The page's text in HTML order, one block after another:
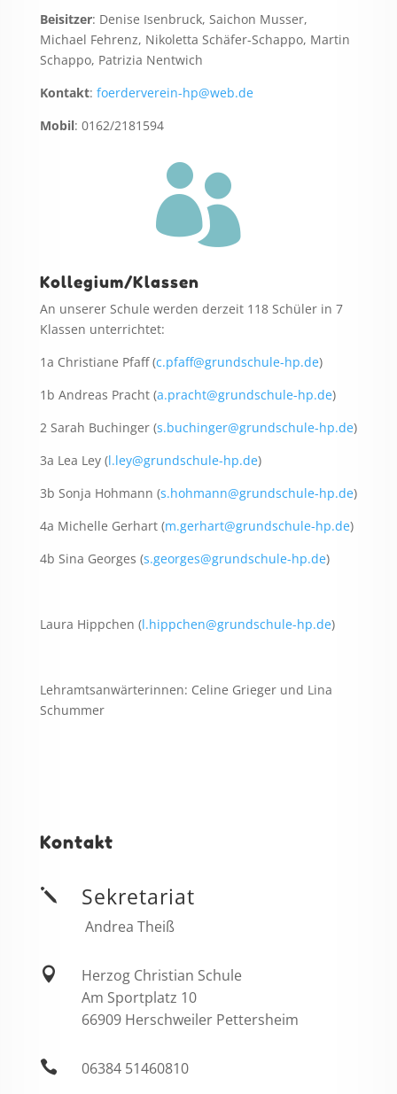
Beisitzer: Denise Isenbruck, Saichon Musser,
Michael Fehrenz, Nikoletta Schäfer-Schappo, Martin
Schappo, Patrizia Nentwich
Kontakt: foerderverein-hp@web.de
Mobil: 0162/2181594

Kollegium/Klassen
An unserer Schule werden derzeit 118 Schüler in 7
Klassen unterrichtet:
1a Christiane Pfaff (c.pfaff@grundschule-hp.de)
1b Andreas Pracht (a.pracht@grundschule-hp.de)
2 Sarah Buchinger (s.buchinger@grundschule-hp.de)
3a Lea Ley (l.ley@grundschule-hp.de)
3b Sonja Hohmann (s.hohmann@grundschule-hp.de)
4a Michelle Gerhart (m.gerhart@grundschule-hp.de)
4b Sina Georges (s.georges@grundschule-hp.de)
Laura Hippchen (l.hippchen@grundschule-hp.de)
Lehramtsanwärterinnen: Celine Grieger und Lina
Schummer
Kontakt
j Sekretariat
Andrea Theiß

Herzog Christian Schule
Am Sportplatz 10
66909 Herschweiler Pettersheim
 06384 51460810